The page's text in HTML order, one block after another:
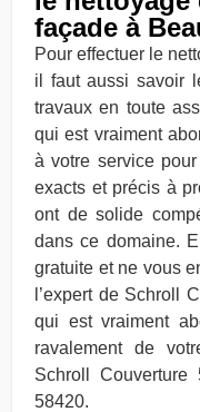
façade à
Pour effectuer le
il faut aussi savoir
travaux en toute
qui est vraiment
à votre service
exacts et précis à
ont de solide
dans ce domaine.
gratuite et ne vous
l’expert de Schroll
qui est vraiment
ravalement de
Schroll
58420.